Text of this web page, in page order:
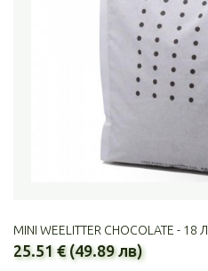
MINI WEELITTER CHOCOLATE - 18 Л
25.51 € (49.89 лв)